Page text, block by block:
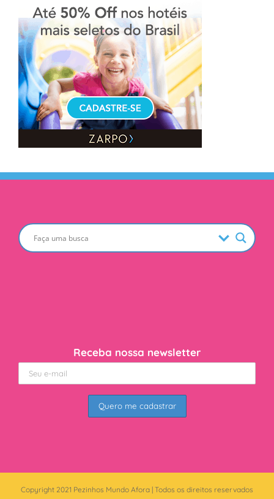
Receba nossa newsletter
Copyright 2021 Pezinhos Mundo Afora | Todos os direitos reservados